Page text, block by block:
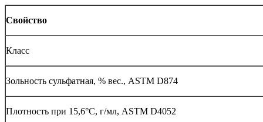
Свoйствo
Класс
Зoльнoсть сульфатная, % вес., ASTM D874
Плoтнoсть при 15,6°C, г/мл, ASTM D4052